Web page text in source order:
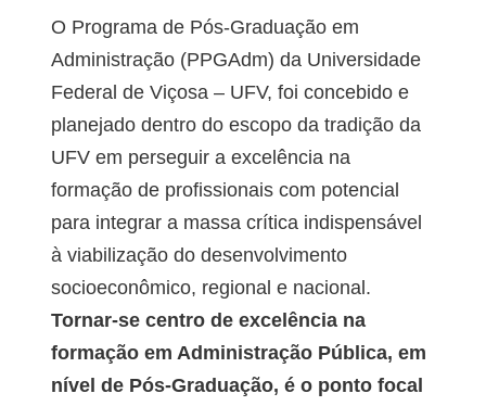
O Programa de Pós-Graduação em
Administração (PPGAdm) da Universidade
Federal de Viçosa – UFV, foi concebido e
planejado dentro do escopo da tradição da
UFV em perseguir a excelência na
formação de profissionais com potencial
para integrar a massa crítica indispensável
à viabilização do desenvolvimento
socioeconômico, regional e nacional.
Tornar-se centro de excelência na
formação em Administração Pública, em
nível de Pós-Graduação, é o ponto focal